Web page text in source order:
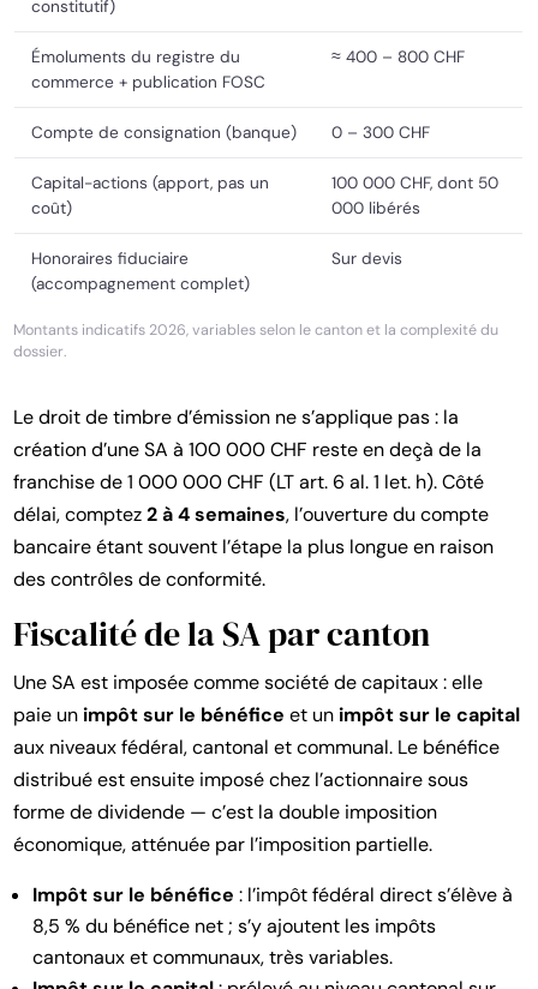
constitutif)
Émoluments du registre du
commerce + publication FOSC
≈ 400 – 800 CHF
Compte de consignation (banque) 0 – 300 CHF
Capital-actions (apport, pas un
coût)
100 000 CHF, dont 50
000 libérés
Honoraires fiduciaire
(accompagnement complet)
Sur devis
Montants indicatifs 2026, variables selon le canton et la complexité du
dossier.
Le droit de timbre d’émission ne s’applique pas : la
création d’une SA à 100 000 CHF reste en deçà de la
franchise de 1 000 000 CHF (LT art. 6 al. 1 let. h). Côté
délai, comptez2 à 4 semaines, l’ouverture du compte
bancaire étant souvent l’étape la plus longue en raison
des contrôles de conformité.
Fiscalité de la SA par canton
Une SA est imposée comme société de capitaux : elle
paie un impôt sur le bénéfice et un impôt sur le capital
aux niveaux fédéral, cantonal et communal. Le bénéfice
distribué est ensuite imposé chez l’actionnaire sous
forme de dividende — c’est la double imposition
économique, atténuée par l’imposition partielle.
Impôt sur le bénéfice : l’impôt fédéral direct s’élève à
8,5 % du bénéfice net ; s’y ajoutent les impôts
cantonaux et communaux, très variables.